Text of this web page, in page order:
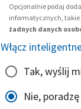
Opcjonalnie podaj
informatycznych,
żadnych danych
Włącz
Tak, wyślij
Nie,